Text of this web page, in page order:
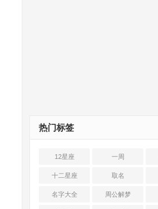
热门标签
12星座 一周
十二星座 取名
名字大全 周公解梦